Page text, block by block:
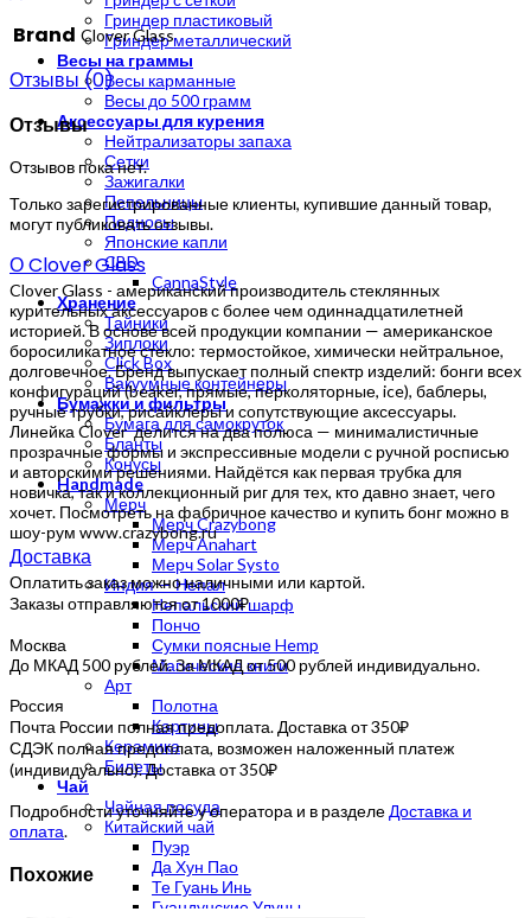
Гриндер пластиковый
Гриндер металлический
Весы на граммы
Весы карманные
Весы до 500 грамм
Аксессуары для курения
Нейтрализаторы запаха
Сетки
Зажигалки
Пепельницы
Подносы
Японские капли
CBD
CannaStyle
Хранение
Тайники
Зиплоки
Click Box
Вакуумные контейнеры
Бумажки и фильтры
Бумага для самокруток
Бланты
Конусы
Handmade
Мерч
Мерч Crazybong
Мерч Anahart
Мерч Solar Systo
Индия — Непал
Непальский шарф
Пончо
Сумки поясные Hemp
Магические книги
Арт
Полотна
Картины
Керамика
Билеты
Чай
Чайная посуда
Китайский чай
Пуэр
Да Хун Пао
Те Гуань Инь
Гуандунские Улуны
Brand Clover Glass
Отзывы (0)
Отзывы
Отзывов пока нет.
Только зарегистрированные клиенты, купившие данный товар,
могут публиковать отзывы.
О Clover Glass
Clover Glass - американский производитель стеклянных
курительных аксессуаров с более чем одиннадцатилетней
историей. В основе всей продукции компании — американское
боросиликатное стекло: термостойкое, химически нейтральное,
долговечное. Бренд выпускает полный спектр изделий: бонги всех
конфигураций (beaker, прямые, перколяторные, ice), баблеры,
ручные трубки, рисайклеры и сопутствующие аксессуары.
Линейка Clover делится на два полюса — минималистичные
прозрачные формы и экспрессивные модели с ручной росписью
и авторскими решениями. Найдётся как первая трубка для
новичка, так и коллекционный риг для тех, кто давно знает, чего
хочет. Посмотреть на фабричное качество и купить бонг можно в
шоу-рум www.crazybong.ru
Доставка
Оплатить заказ можно наличными или картой.
Заказы отправляются от 1000₽
Москва
До МКАД 500 рублей. За МКАД от 500 рублей индивидуально.
Россия
Почта России полная предоплата. Доставка от 350₽
СДЭК полная предоплата, возможен наложенный платеж
(индивидуально). Доставка от 350₽
Подробности уточняйте у оператора и в разделе Доставка и
оплата.
Похожие